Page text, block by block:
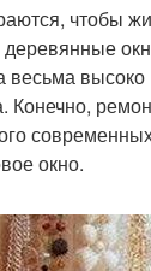
чтобы
весьма
Конечно,
окно.